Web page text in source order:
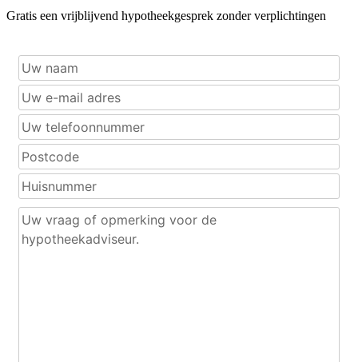
Gratis een vrijblijvend hypotheekgesprek zonder verplichtingen